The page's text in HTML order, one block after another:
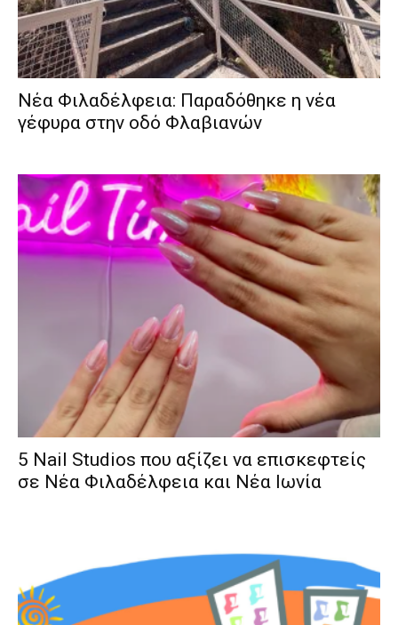
Νέα Φιλαδέλφεια: Παραδόθηκε η νέα
γέφυρα στην οδό Φλαβιανών
5 Nail Studios που αξίζει να επισκεφτείς
σε Νέα Φιλαδέλφεια και Νέα Ιωνία